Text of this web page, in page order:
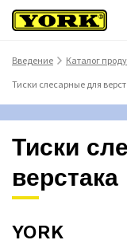
Bведение >Каталог
Тиски слесарные для
Тиски
YORK